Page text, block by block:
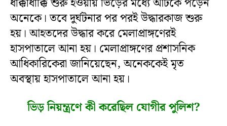
অনেকে। তবে দুর্ঘটনার পর পরই উদ্ধারকাজ শুরু
হয়। আহতদের উদ্ধার করে মেলাপ্রাঙ্গণেরই
হাসপাতালে আনা হয়। মেলাপ্রাঙ্গণের প্রশাসনিক
আধিকারিকেরা জানিয়েছেন, অনেককেই মৃত
অবস্থায় হাসপাতালে আনা হয়।
ভিড় নিয়ন্ত্রণে কী করেছিল যোগীর পুলিশ?